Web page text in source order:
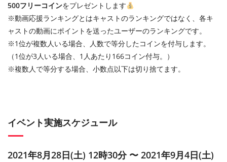
500フリーコインをプレゼントします
※動画応援ランキングとはキャストのランキングではなく、各キ
ャストの動画にポイントを送ったユーザーのランキングです。
※1位が複数人いる場合、人数で等分したコインを付与します。
（1位が3人いる場合、1人あたり166コイン付与。）
※複数人で等分する場合、小数点以下は切り捨てます。
イベント実施スケジュール
2021年8月28日(土) 12時30分 〜 2021年9月4日(土)